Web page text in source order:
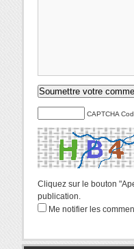
CAPTCHA
Cliquez sur le bouton
publication.
Me notifier les